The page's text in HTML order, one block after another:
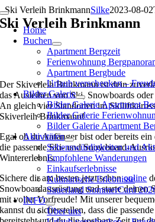
Zum
Inhalt
springen
Toggle
Navigation
Home
Buchen
Apartment Bergzeit
Ferienwohnung
Apartment Bergbude
Urlaub verschenken –
Bilder Galerie
Bilder Galerie Apartment
Bilder Galerie
Bilder Galerie Apartment
Aktivitäten
Sehenswürdigkeiten und
Empfohlene Wanderungen
Einkaufserlebnisse
Kulinarische Erlebnisse
Sauerland SommerCard
INFO
Über uns
Ski Verleih BrinkmannSilke2023-08-
Ski Verleih Brinkmann
Der Skiverleih Brinkmann ist dein
das Ausleihen von Ski, Snowboards
An gleich vier Standorten im
Skiverleih Brinkmann!
Egal ob du Anfänger bist oder bereits
die passende Ski- und Snowboard-
Wintererlebnis.
Sichere dir am besten jetzt schononline
Snowboardausrüstung und starte deinen
mit voller Vorfreude! Mit unserer
kannst du sicherstellen, dass die